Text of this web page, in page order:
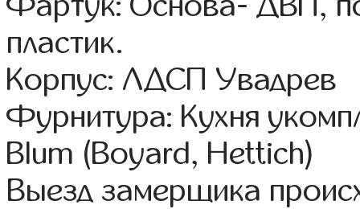
пластик.
Корпус: ЛДСП Увадрев
Фурнитура: Кухня
Blum (Boyard, Hettich)
Выезд замерщика